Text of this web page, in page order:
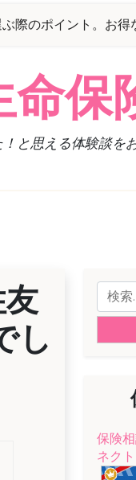
際のポイント。お得
命保
と思える体験談を
し
検
索:
保険
ネクト